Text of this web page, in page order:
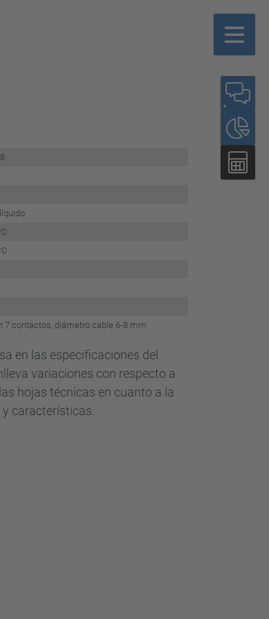
7 contactos, diámetro cable 6-8 mm
en las especificaciones del
variaciones con respecto a
hojas técnicas en cuanto a la
características.